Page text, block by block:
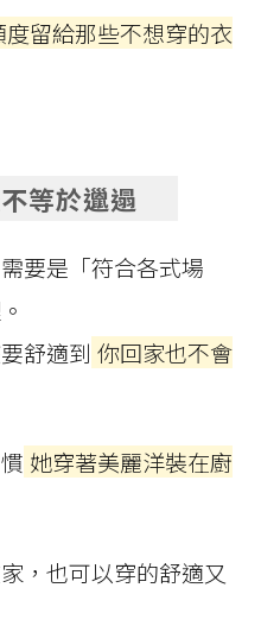
留給那些不想穿的衣
等於邋遢
要是「符合各式場
舒適到 你回家也不會
她穿著美麗洋裝在廚
，也可以穿的舒適又